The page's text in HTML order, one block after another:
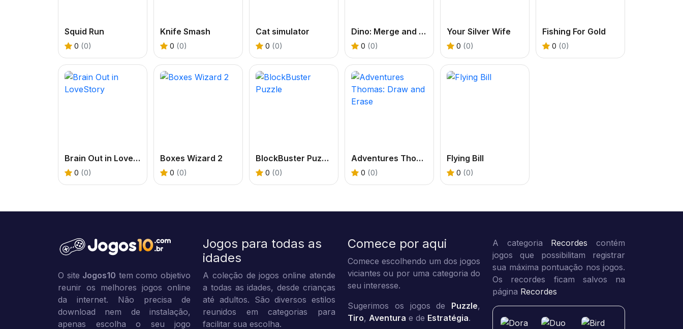
Squid Run
0 (0)
Knife Smash
0 (0)
Cat simulator
0 (0)
Dino: Merge and Fight
0 (0)
Your Silver Wife
0 (0)
Fishing For Gold
0 (0)
Brain Out in LoveStory
0 (0)
Boxes Wizard 2
0 (0)
BlockBuster Puzzle
0 (0)
Adventures Thomas: Draw and Erase
0 (0)
Flying Bill
0 (0)
O site Jogos10 tem como objetivo
reunir os melhores jogos online
da internet. Não precisa de
download nem de instalação,
apenas escolha o seu jogo
Jogos para todas as
idades
A coleção de jogos online atende
a todas as idades, desde crianças
até adultos. São diversos estilos
reunidos em categorias para
facilitar sua escolha.
Comece por aqui
Comece escolhendo um dos jogos
viciantes ou por uma categoria do
seu interesse.
Sugerimos os jogos de Puzzle,
Tiro, Aventura e de Estratégia.
A categoria Recordes contém
jogos que possibilitam registrar
sua máxima pontuação nos jogos.
Os recordes ficam salvos na
página Recordes